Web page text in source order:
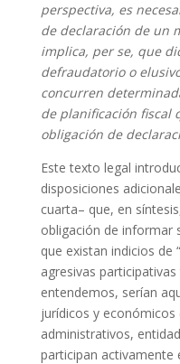
perspectiva, es
de declaración de un
implica, per se, que
defraudatorio o
concurren
de planificación fiscal
obligación de
Este texto legal
disposiciones
cuarta– que, en
obligación de informar
que existan indicios de
agresivas
entendemos, serían
jurídicos y
administrativos,
participan activamente